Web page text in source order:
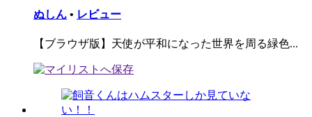
ぬしん • レビュー
【ブラウザ版】天使が平和になった世界を周る緑色...